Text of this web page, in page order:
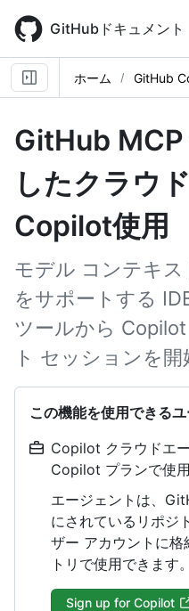
main
content
GitHubドキュメント
ホーム GitHub
GitHub
したクラウ
Copilot使用
モデル コンテキ
をサポートする
ツールから
ト セッションを開
この機能を使用できる
Copilot クラウドエ
Copilot プランで使用
エージェントは、
にされているリポジ
ザー アカウントに格
トリで使用できます。
Sign up for Copilot